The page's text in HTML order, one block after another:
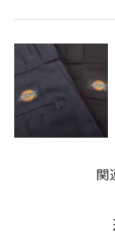
関